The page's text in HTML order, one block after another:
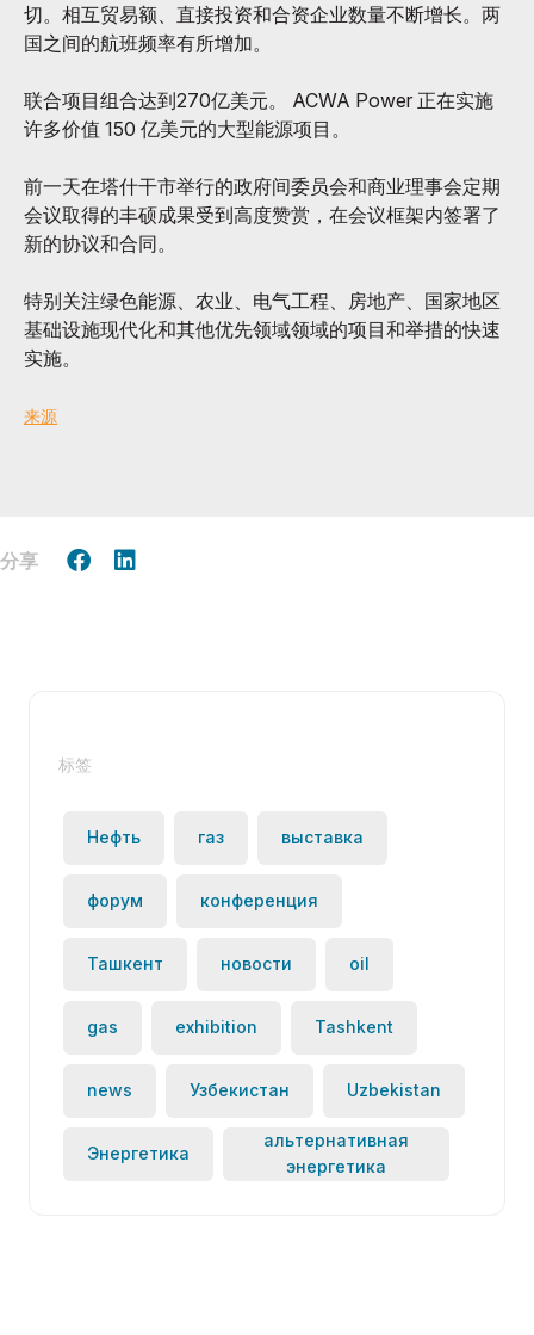
切。相互贸易额、直接投资和合资企业数量不断增长。两
国之间的航班频率有所增加。
联合项目组合达到270亿美元。 ACWA Power 正在实施
许多价值 150 亿美元的大型能源项目。
前一天在塔什干市举行的政府间委员会和商业理事会定期
会议取得的丰硕成果受到高度赞赏，在会议框架内签署了
新的协议和合同。
特别关注绿色能源、农业、电气工程、房地产、国家地区
基础设施现代化和其他优先领域领域的项目和举措的快速
实施。
来源
分享
标签
Нефть газ выставка
форум конференция
Ташкент новости oil
gas exhibition Tashkent
news Узбекистан Uzbekistan
Энергетика
альтернативная
энергетика